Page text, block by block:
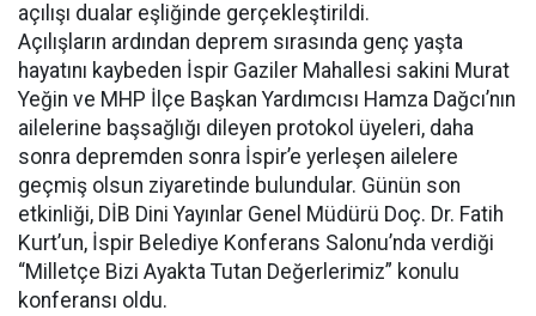
açılışı dualar eşliğinde gerçekleştirildi.
Açılışların ardından deprem sırasında genç yaşta
hayatını kaybeden İspir Gaziler Mahallesi sakini Murat
Yeğin ve MHP İlçe Başkan Yardımcısı Hamza Dağcı’nın
ailelerine başsağlığı dileyen protokol üyeleri, daha
sonra depremden sonra İspir’e yerleşen ailelere
geçmiş olsun ziyaretinde bulundular. Günün son
etkinliği, DİB Dini Yayınlar Genel Müdürü Doç. Dr. Fatih
Kurt’un, İspir Belediye Konferans Salonu’nda verdiği
“Milletçe Bizi Ayakta Tutan Değerlerimiz” konulu
konferansı oldu.